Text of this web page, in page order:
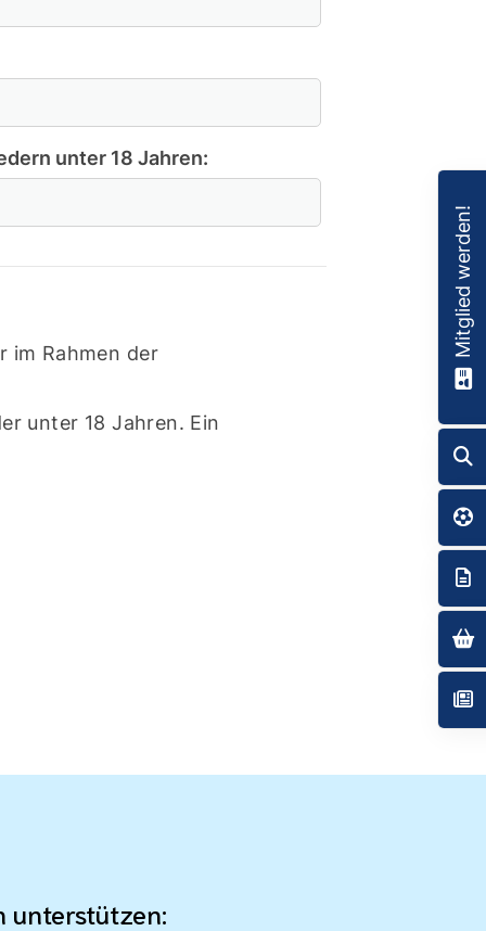
unter 18 Jahren:
im Rahmen der
unter 18 Jahren. Ein
unterstützen:
Mitglied werden!